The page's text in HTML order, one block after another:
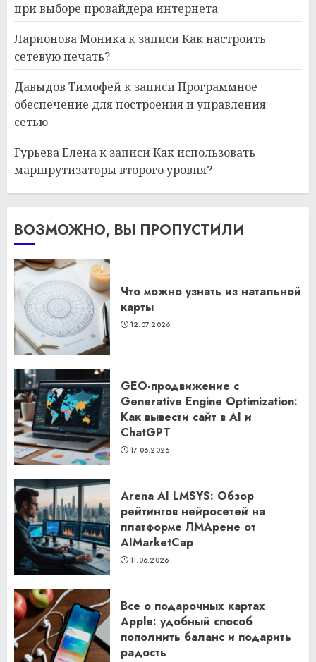
при выборе провайдера интернета
Ларионова Моникак записиКак настроить
сетевую печать?
Давыдов Тимофейк записиПрограммное
обеспечение для построения и управления
сетью
Гурьева Еленак записиКак использовать
маршрутизаторы второго уровня?
ВОЗМОЖНО, ВЫ ПРОПУСТИЛИ
Что можно узнать из натальной
карты
12.07.2026
GEO-продвижение с
Generative Engine Optimization:
Как вывести сайт в AI и
ChatGPT
17.06.2026
Arena AI LMSYS: Обзор
рейтингов нейросетей на
платформе ЛМАрене от
AIMarketCap
11.06.2026
Все о подарочных картах
Apple: удобный способ
пополнить баланс и подарить
радость